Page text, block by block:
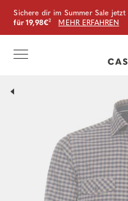
Sichere dir im Summer Sale jetzt
für 19,98€² MEHR ERFAHREN